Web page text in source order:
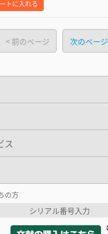
トに入れる
前のページ 次のページ
ス
の方
シリアル番号入力